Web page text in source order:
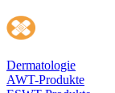
Dermatologie
AWT-Produkte